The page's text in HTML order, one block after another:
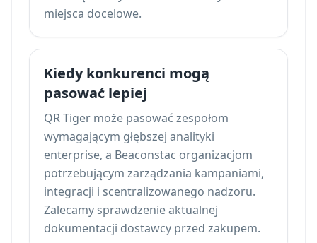
miejsca docelowe.
Kiedy konkurenci mogą
pasować lepiej
QR Tiger może pasować zespołom
wymagającym głębszej analityki
enterprise, a Beaconstac organizacjom
potrzebującym zarządzania kampaniami,
integracji i scentralizowanego nadzoru.
Zalecamy sprawdzenie aktualnej
dokumentacji dostawcy przed zakupem.